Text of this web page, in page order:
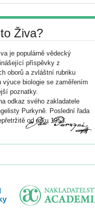
Živa?
je populárně vědecký
příspěvky z
oborů a zvláštní rubriku
výuce biologie se zaměřením
poznatky.
odkaz svého zakladatele
Purkyně. Poslední řada
od roku 1953.